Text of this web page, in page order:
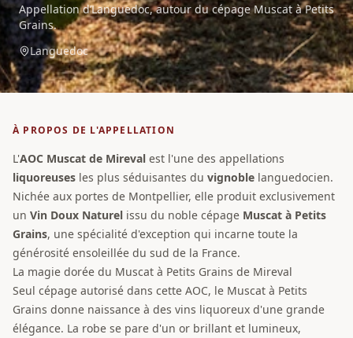
Appellation d’Languedoc, autour du cépage Muscat à Petits
Grains.
Languedoc
À PROPOS DE L'APPELLATION
L'AOC Muscat de Mireval est l'une des appellations
liquoreuses les plus séduisantes du vignoble languedocien.
Nichée aux portes de Montpellier, elle produit exclusivement
un Vin Doux Naturel issu du noble cépage Muscat à Petits
Grains, une spécialité d'exception qui incarne toute la
générosité ensoleillée du sud de la France.
La magie dorée du Muscat à Petits Grains de Mireval
Seul cépage autorisé dans cette AOC, le Muscat à Petits
Grains donne naissance à des vins liquoreux d'une grande
élégance. La robe se pare d'un or brillant et lumineux,